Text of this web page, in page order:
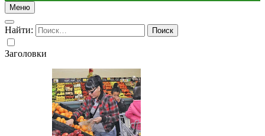
Меню
Найти:
Заголовки